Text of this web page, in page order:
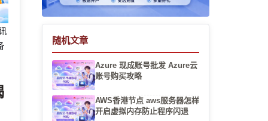
随机文章
Azure 现成账号批发 Azure云
账号购买攻略
AWS香港节点 aws服务器怎样
开启虚拟内存防止程序闪退